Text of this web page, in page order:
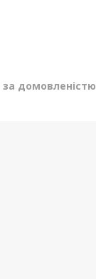
за домовленістю